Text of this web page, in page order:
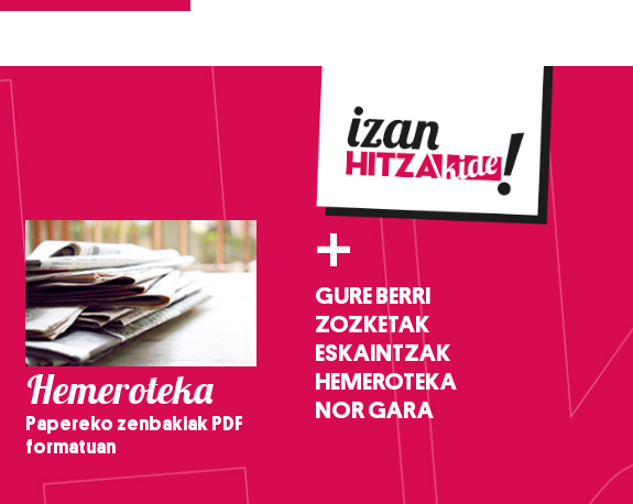
Hemeroteka
Papereko zenbakiak PDF
formatuan
+
GURE BERRI
ZOZKETAK
ESKAINTZAK
HEMEROTEKA
NOR GARA